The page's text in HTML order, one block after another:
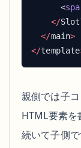
      <
    </
  </
main
</template
親側では子
HTML要素を
続いて子側で